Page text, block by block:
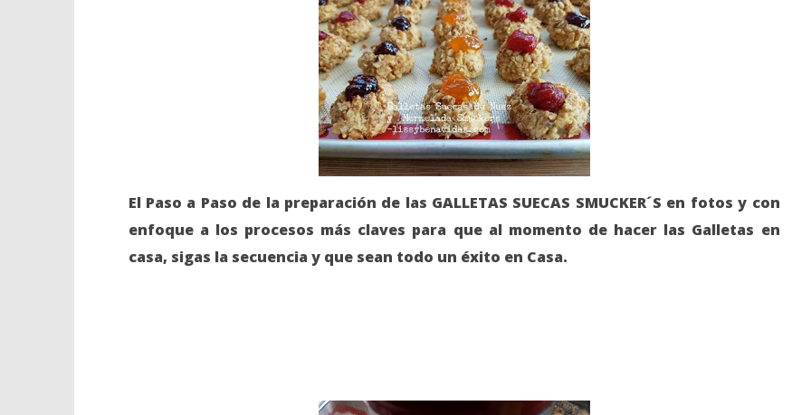
El Paso a Paso de la preparación de las GALLETAS SUECAS SMUCKER´S en fotos y con
enfoque a los procesos más claves para que al momento de hacer las Galletas en
casa, sigas la secuencia y que sean todo un éxito en Casa.